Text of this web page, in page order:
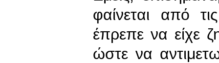
φαίνεται από
έπρεπε να είχε
ώστε να